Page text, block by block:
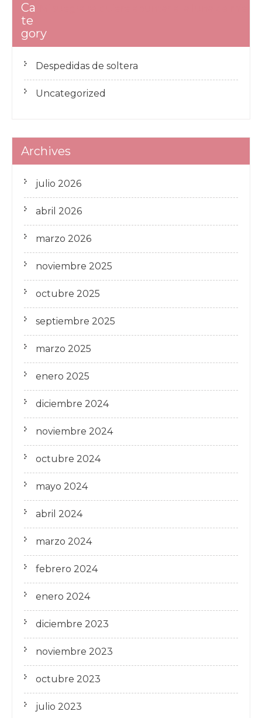
de
entradas
Ca
te
gory
Despedidas de soltera
Uncategorized
Archives
julio 2026
abril 2026
marzo 2026
noviembre 2025
octubre 2025
septiembre 2025
marzo 2025
enero 2025
diciembre 2024
noviembre 2024
octubre 2024
mayo 2024
abril 2024
marzo 2024
febrero 2024
enero 2024
diciembre 2023
noviembre 2023
octubre 2023
julio 2023